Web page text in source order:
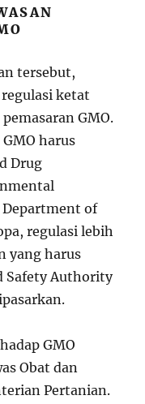
tersebut,
ketat
GMO.
harus
Drug
Department of
regulasi lebih
yang harus
Safety Authority
GMO
Obat dan
Pertanian.